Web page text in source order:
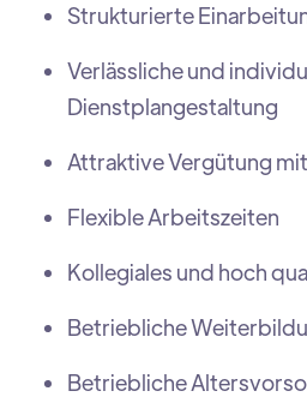
Strukturierte
Verlässliche und
Dienstplangestaltung
Attraktive Vergütung
Flexible Arbeitszeiten
Kollegiales und hoch
Betriebliche
Betriebliche